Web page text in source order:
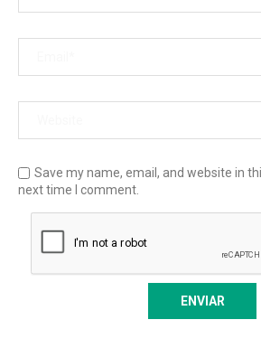
Save my name, email, and website in
next time I comment.